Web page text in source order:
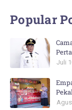
Popular
Juli